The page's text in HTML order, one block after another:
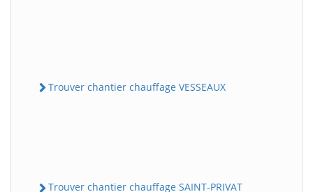
Trouver chantier chauffage VESSEAUX
Trouver chantier chauffage SAINT-PRIVAT